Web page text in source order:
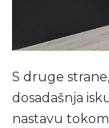
S druge
dosadašnja
nastavu